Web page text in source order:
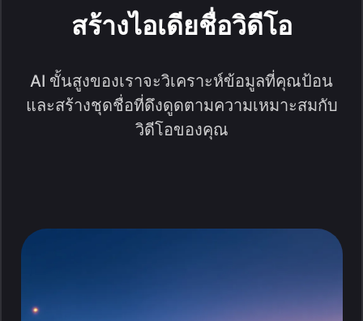
สร้างไอเดียชื่อวิดีโอ
AI ขั้นสูงของเราจะวิเคราะห์ข้อมูลที่คุณป้อน
และสร้างชุดชื่อที่ดึงดูดตามความเหมาะสมกับ
วิดีโอของคุณ